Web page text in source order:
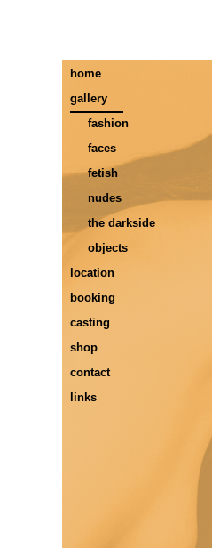
home
gallery
fashion
faces
fetish
nudes
the darkside
objects
location
booking
casting
shop
contact
links